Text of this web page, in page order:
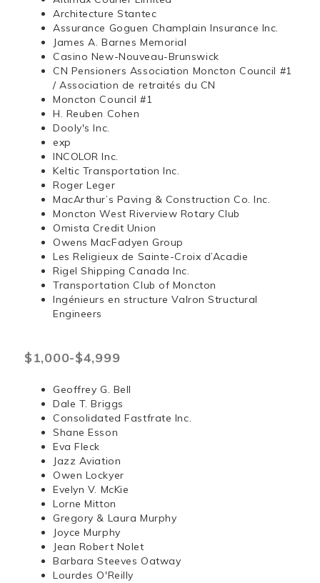
Architecture Stantec
Assurance Goguen Champlain Insurance Inc.
James A. Barnes Memorial
Casino New-Nouveau-Brunswick
CN Pensioners Association Moncton Council #1
/ Association de retraités du CN
Moncton Council #1
H. Reuben Cohen
Dooly's Inc.
exp
INCOLOR Inc.
Keltic Transportation Inc.
Roger Leger
MacArthur’s Paving & Construction Co. Inc.
Moncton West Riverview Rotary Club
Omista Credit Union
Owens MacFadyen Group
Les Religieux de Sainte-Croix d’Acadie
Rigel Shipping Canada Inc.
Transportation Club of Moncton
Ingénieurs en structure Valron Structural
Engineers
$1,000-$4,999
Geoffrey G. Bell
Dale T. Briggs
Consolidated Fastfrate Inc.
Shane Esson
Eva Fleck
Jazz Aviation
Owen Lockyer
Evelyn V. McKie
Lorne Mitton
Gregory & Laura Murphy
Joyce Murphy
Jean Robert Nolet
Barbara Steeves Oatway
Lourdes O'Reilly